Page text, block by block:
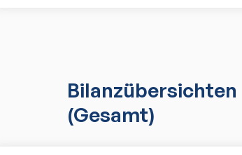
Bilanzübersichten
(Gesamt)